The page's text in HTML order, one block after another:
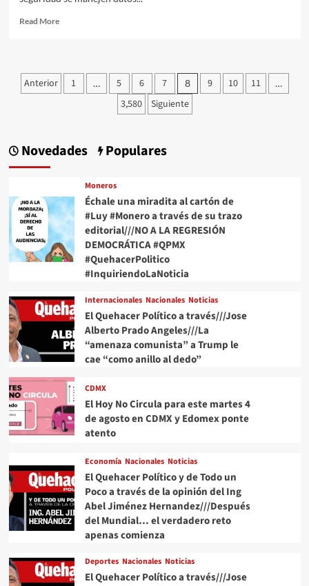
Read MoreRead
los
audios
vaya
información
confidencial”:
García
Harfuch
minimiza
la
disposición
Marina
del
Pilar
de
cooperar
con
Paginación
Anterior 1 … 5 6 7 8 9 10 11 …
3,580 Siguiente
Novedades Populares
Moneros
Échale una miradita al cartón de
#Luy #Monero a través de su trazo
editorial///NO A LA REGRESIÓN
DEMOCRÁTICA #QPMX
#QuehacerPolitico
#InquiriendoLaNoticia
Internacionales Nacionales Noticias
El Quehacer Político a través///Jose
Alberto Prado Angeles///La
“amenaza comunista” a Trump le
cae “como anillo al dedo”
CDMX
El Hoy No Circula para este martes 4
de agosto en CDMX y Edomex ponte
atento
Economía Nacionales Noticias
El Quehacer Político y de Todo un
Poco a través de la opinión del Ing
Abel Jiménez Hernandez///Después
del Mundial… el verdadero reto
apenas comienza
Deportes Nacionales Noticias
El Quehacer Político a través///Jose